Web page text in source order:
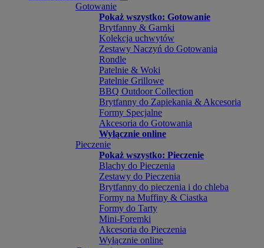
Gotowanie
Pokaż wszystko: Gotowanie
Brytfanny & Garnki
Kolekcja uchwytów
Zestawy Naczyń do Gotowania
Rondle
Patelnie & Woki
Patelnie Grillowe
BBQ Outdoor Collection
Brytfanny do Zapiekania & Akcesoria
Formy Specjalne
Akcesoria do Gotowania
Wyłącznie online
Pieczenie
Pokaż wszystko: Pieczenie
Blachy do Pieczenia
Zestawy do Pieczenia
Brytfanny do pieczenia i do chleba
Formy na Muffiny & Ciastka
Formy do Tarty
Mini-Foremki
Akcesoria do Pieczenia
Wyłącznie online